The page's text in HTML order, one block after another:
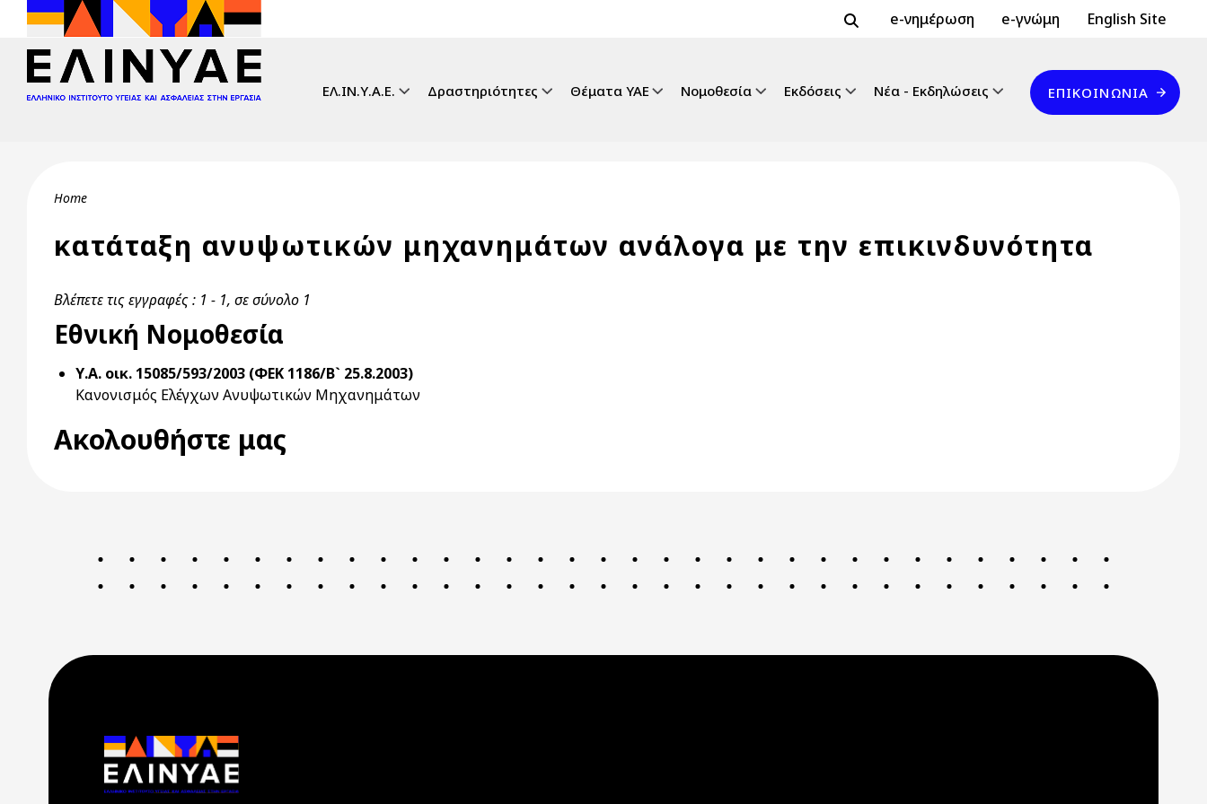
Skip to main content Header Top 2
e-νημέρωση e-γνώμη Header Top
English Site
ΕΛ.ΙΝ.Υ.Α.Ε. Δραστηριότητες Θέματα ΥΑΕ Νομοθεσία Εκδόσεις Νέα - Εκδηλώσεις
Επικοινωνία
ΕΠΙΚΟΙΝΩΝΊΑ
Breadcrumb
Home
κατάταξη ανυψωτικών μηχανημάτων ανάλογα με την επικινδυνότητα
Βλέπετε τις εγγραφές : 1 - 1, σε σύνολο 1
Εθνική Νομοθεσία
Υ.Α. οικ. 15085/593/2003 (ΦΕΚ 1186/Β` 25.8.2003)
Κανονισμός Ελέγχων Ανυψωτικών Μηχανημάτων
Ακολουθήστε μας